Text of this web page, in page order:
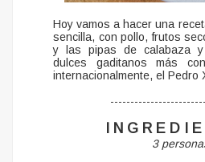
Hoy vamos a hacer una
sencilla, con pollo, frutos
y las pipas de calabaza
dulces gaditanos más
internacionalmente, el Pedro
I N G R E D I
3